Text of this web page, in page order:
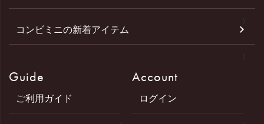
コンビミニの新着アイテム
Guide
ご利用ガイド
Account
ログイン